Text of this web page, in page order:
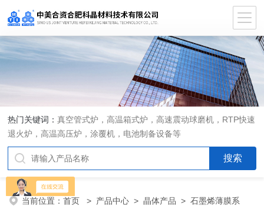
热门关键词：真空管式炉，高温箱式炉，高速震动球磨机，RTP快速
退火炉，高温高压炉，涂覆机，电池制备设备等
当前位置：首页 > 产品中心 >晶体产品 >石墨烯薄膜系